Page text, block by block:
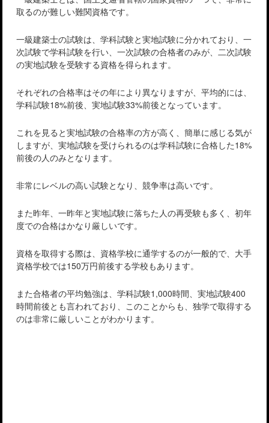
取るのが難しい難関資格です。
一級建築士の試験は、学科試験と実地試験に分かれており、一
次試験で学科試験を行い、一次試験の合格者のみが、二次試験
の実地試験を受験する資格を得られます。
それぞれの合格率はその年により異なりますが、平均的には、
学科試験18%前後、実地試験33%前後となっています。
これを見ると実地試験の合格率の方が高く、簡単に感じる気が
しますが、実地試験を受けられるのは学科試験に合格した18%
前後の人のみとなります。
非常にレベルの高い試験となり、競争率は高いです。
また昨年、一昨年と実地試験に落ちた人の再受験も多く、初年
度での合格はかなり厳しいです。
資格を取得する際は、資格学校に通学するのが一般的で、大手
資格学校では150万円前後する学校もあります。
また合格者の平均勉強は、学科試験1,000時間、実地試験400
時間前後とも言われており、このことからも、独学で取得する
のは非常に厳しいことがわかります。